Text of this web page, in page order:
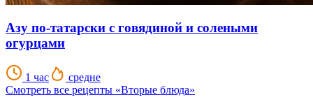
Азу по-татарски с говядиной и солеными
огурцами
1 час
средне
Смотреть все рецепты «Вторые блюда»